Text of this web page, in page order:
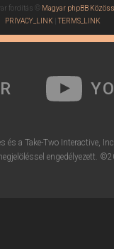
fordítás © Magyar phpBB
PRIVACY_LINK |TERMS_LINK
és a Take-Two
engedélyezett.